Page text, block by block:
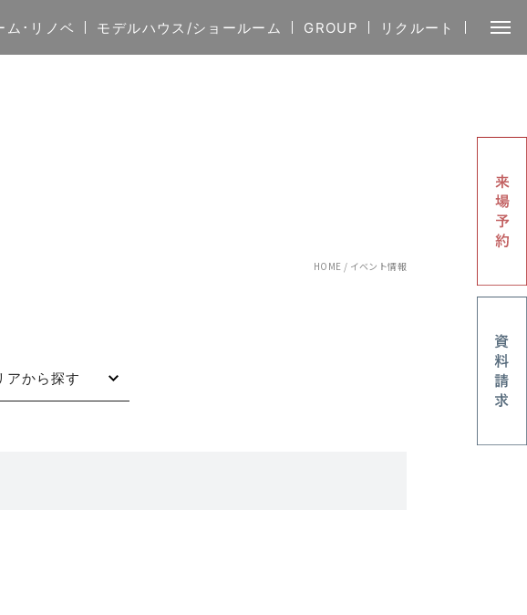
ム･リノベ モデルハウス/ショールーム GROUP リクルート
HOME / イベント情報
アから探す